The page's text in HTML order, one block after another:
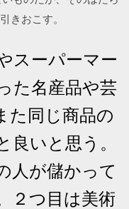
きおこす。
スーパーマー
た名産品や芸
た同じ商品の
いと思う。
人が儲かって
２つ目は美術